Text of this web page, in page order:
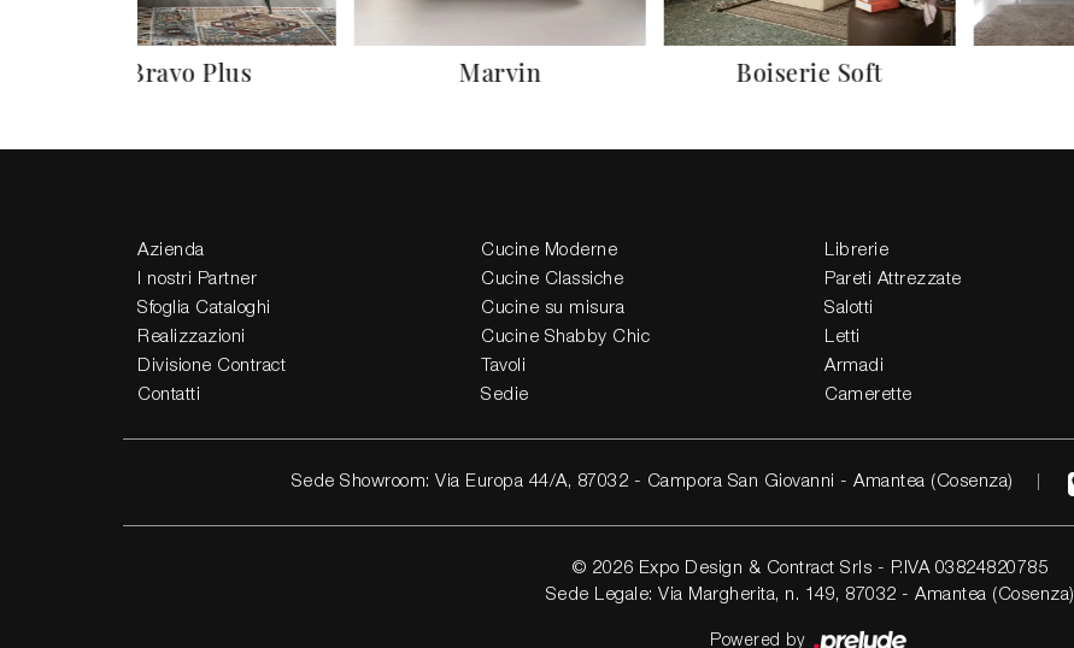
Bravo Plus Marvin Boiserie Soft
Azienda
I nostri Partner
Sfoglia Cataloghi
Realizzazioni
Divisione Contract
Contatti
Cucine Moderne
Cucine Classiche
Cucine su misura
Cucine Shabby Chic
Tavoli
Sedie
Librerie
Pareti Attrezzate
Salotti
Letti
Armadi
Camerette
Sede Showroom: Via Europa 44/A, 87032 - Campora San Giovanni - Amantea (Cosenza)
© 2026 Expo Design & Contract Srls - P.IVA 03824820785
Sede Legale: Via Margherita, n. 149, 87032 - Amantea (Cosenza)
Powered by